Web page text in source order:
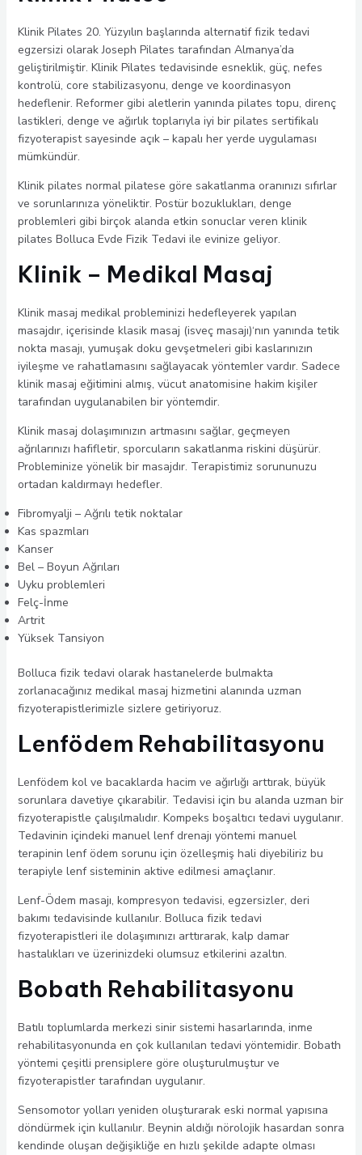
Klinik Pilates 20. Yüzyılın başlarında alternatif fizik tedavi
egzersizi olarak Joseph Pilates tarafından Almanya’da
geliştirilmiştir. Klinik Pilates tedavisinde esneklik, güç, nefes
kontrolü, core stabilizasyonu, denge ve koordinasyon
hedeflenir. Reformer gibi aletlerin yanında pilates topu, direnç
lastikleri, denge ve ağırlık toplarıyla iyi bir pilates sertifikalı
fizyoterapist sayesinde açık – kapalı her yerde uygulaması
mümkündür.
Klinik pilates normal pilatese göre sakatlanma oranınızı sıfırlar
ve sorunlarınıza yöneliktir. Postür bozuklukları, denge
problemleri gibi birçok alanda etkin sonuclar veren klinik
pilates Bolluca Evde Fizik Tedavi ile evinize geliyor.
Klinik – Medikal Masaj
Klinik masaj medikal probleminizi hedefleyerek yapılan
masajdır, içerisinde klasik masaj (isveç masajı)‘nın yanında tetik
nokta masajı, yumuşak doku gevşetmeleri gibi kaslarınızın
iyileşme ve rahatlamasını sağlayacak yöntemler vardır. Sadece
klinik masaj eğitimini almış, vücut anatomisine hakim kişiler
tarafından uygulanabilen bir yöntemdir.
Klinik masaj dolaşımınızın artmasını sağlar, geçmeyen
ağrılarınızı hafifletir, sporcuların sakatlanma riskini düşürür.
Probleminize yönelik bir masajdır. Terapistimiz sorununuzu
ortadan kaldırmayı hedefler.
Fibromyalji – Ağrılı tetik noktalar
Kas spazmları
Kanser
Bel – Boyun Ağrıları
Uyku problemleri
Felç-İnme
Artrit
Yüksek Tansiyon
Bolluca fizik tedavi olarak hastanelerde bulmakta
zorlanacağınız medikal masaj hizmetini alanında uzman
fizyoterapistlerimizle sizlere getiriyoruz.
Lenfödem Rehabilitasyonu
Lenfödem kol ve bacaklarda hacim ve ağırlığı arttırak, büyük
sorunlara davetiye çıkarabilir. Tedavisi için bu alanda uzman bir
fizyoterapistle çalışılmalıdır. Kompeks boşaltıcı tedavi uygulanır.
Tedavinin içindeki manuel lenf drenajı yöntemi manuel
terapinin lenf ödem sorunu için özelleşmiş hali diyebiliriz bu
terapiyle lenf sisteminin aktive edilmesi amaçlanır.
Lenf-Ödem masajı, kompresyon tedavisi, egzersizler, deri
bakımı tedavisinde kullanılır. Bolluca fizik tedavi
fizyoterapistleri ile dolaşımınızı arttırarak, kalp damar
hastalıkları ve üzerinizdeki olumsuz etkilerini azaltın.
Bobath Rehabilitasyonu
Batılı toplumlarda merkezi sinir sistemi hasarlarında, inme
rehabilitasyonunda en çok kullanılan tedavi yöntemidir. Bobath
yöntemi çeşitli prensiplere göre oluşturulmuştur ve
fizyoterapistler tarafından uygulanır.
Sensomotor yolları yeniden oluşturarak eski normal yapısına
döndürmek için kullanılır. Beynin aldığı nörolojik hasardan sonra
kendinde oluşan değişikliğe en hızlı şekilde adapte olması